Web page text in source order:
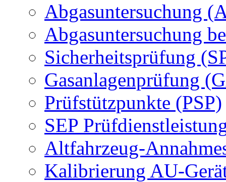
Abgasuntersuchung
Abgasuntersuchung
Sicherheitsprüfung
Gasanlagenprüfung
Prüfstützpunkte (PSP)
SEP
Altfahrzeug-
Kalibrierung AU-